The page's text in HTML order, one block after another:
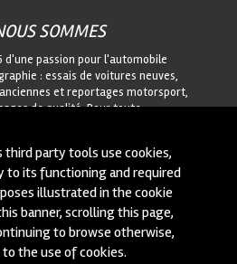
SOMMES
d'une passion pour l'automobile
: essais de voitures neuves,
et reportages motorsport,
de qualité. Pour toute
NOUS
des nouvelles collaborations ou à
Ecrivez-nous à travers notre
third party tools use cookies,
to its functioning and required
illustrated in the cookie
banner, scrolling this page,
to browse otherwise,
the use of cookies.